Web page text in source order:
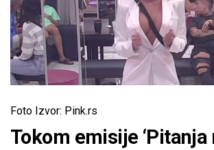
Foto Izvor: Pink.rs
Tokom emisije ‘Pitanja